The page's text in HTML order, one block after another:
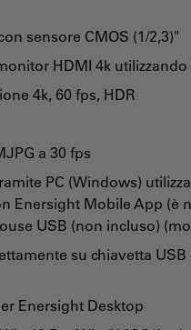
sensore CMOS (1/2,3)"
HDMI 4k
4k, 60 fps, HDR
a 30 fps
PC (Windows)
Enersight Mobile App (è
USB (non incluso)
su chiavetta
Enersight Desktop